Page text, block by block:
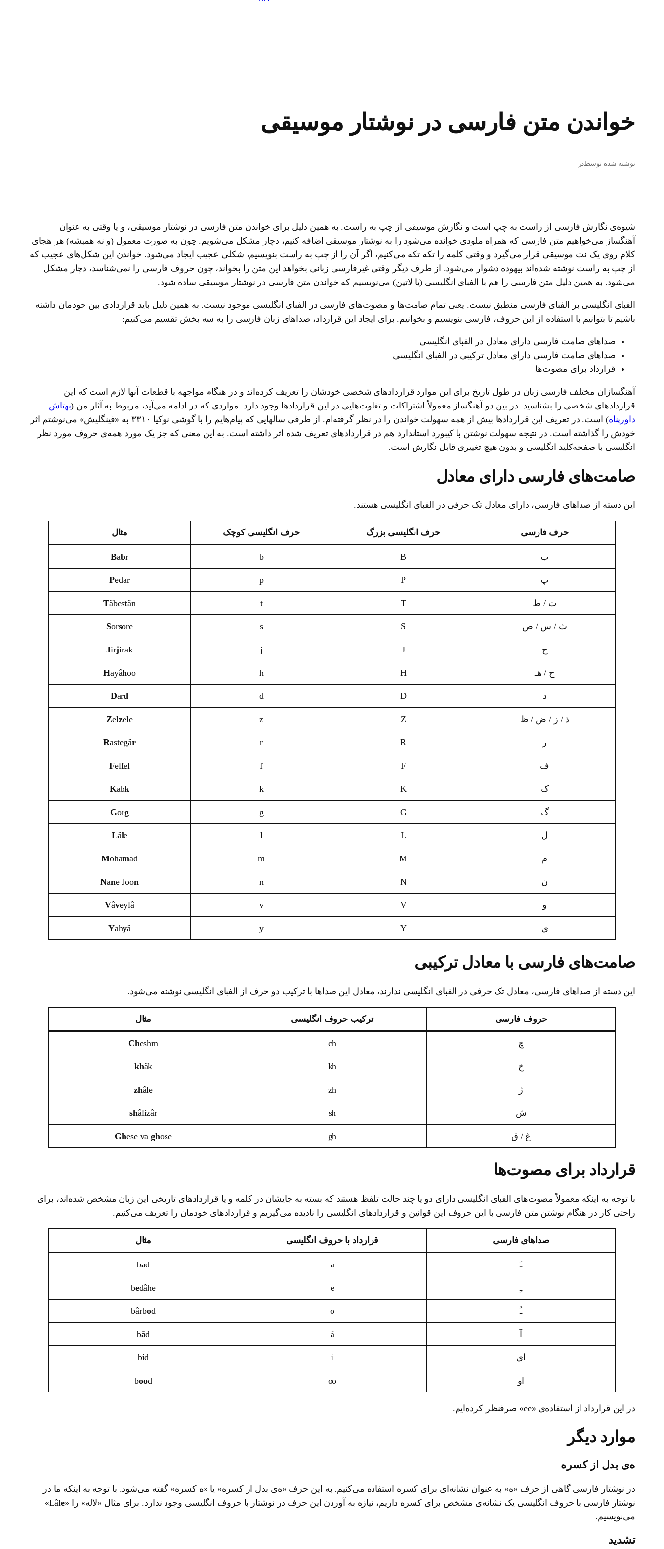
خواندن متن فارسی در نوشتار موسیقی
نوشته شده توسطدر
شیوه‌ی نگارش فارسی از راست به چپ است و نگارش موسیقی از چپ به راست. به همین دلیل برای خواندن متن فارسی در نوشتار موسیقی، و یا وقتی به عنوان
آهنگساز می‌خواهیم متن فارسی که همراه ملودی خوانده می‌شود را به نوشتار موسیقی اضافه کنیم، دچار مشکل می‌شویم. چون به صورت معمول (و نه همیشه) هر هجای
کلام روی یک نت موسیقی قرار می‌گیرد و وقتی کلمه را تکه تکه می‌کنیم، اگر آن را از چپ به راست بنویسیم، شکلی عجیب ایجاد می‌شود. خواندن این شکل‌های عجیب که
از چپ به راست نوشته شده‌اند بیهوده دشوار می‌شود. از طرف دیگر وقتی غیرفارسی زبانی بخواهد این متن را بخواند، چون حروف فارسی را نمی‌شناسد، دچار مشکل
می‌شود. به همین دلیل متن فارسی را هم با الفبای انگلیسی (یا لاتین) می‌نویسیم که خواندن متن فارسی در نوشتار موسیقی ساده شود.
الفبای انگلیسی بر الفبای فارسی منطبق نیست. یعنی تمام صامت‌ها و مصوت‌های فارسی در الفبای انگلیسی موجود نیست. به همین دلیل باید قراردادی بین خودمان داشته
باشیم تا بتوانیم با استفاده از این حروف، فارسی بنویسیم و بخوانیم. برای ایجاد این قرارداد، صداهای زبان فارسی را به سه بخش تقسیم می‌کنیم:
صداهای صامت فارسی دارای معادل در الفبای انگلیسی
صداهای صامت فارسی دارای معادل ترکیبی در الفبای انگلیسی
قرارداد برای مصوت‌ها
آهنگسازان مختلف فارسی زبان در طول تاریخ برای این موارد قراردادهای شخصی خودشان را تعریف کرده‌اند و در هنگام مواجهه با قطعات آنها لازم است که این
قراردادهای شخصی را بشناسید. در بین دو آهنگساز معمولاً اشتراکات و تفاوت‌هایی در این قراردادها وجود دارد. مواردی که در ادامه می‌آید، مربوط به آثار من (بهتاش
داورپناه
) است. در تعریف این قراردادها بیش از همه سهولت خواندن را در نظر گرفته‌ام. از طرفی سالهایی که پیام‌هایم را با گوشی نوکیا ۳۳۱۰ به «فینگلیش» می‌نوشتم اثر
خودش را گذاشته است. در نتیجه سهولت نوشتن با کیبورد استاندارد هم در قراردادهای تعریف شده اثر داشته است. به این معنی که جز یک مورد همه‌ی حروف مورد نظر
انگلیسی با صفحه‌کلید انگلیسی و بدون هیچ تغییری قابل نگارش است.
صامت‌های فارسی دارای معادل
این دسته از صداهای فارسی، دارای معادل تک حرفی در الفبای انگلیسی هستند.
حرف فارسی حرف انگلیسی بزرگ حرف انگلیسی کوچک مثال
ب B
b
Babr
پ P
p
Pedar
ت / ط T
t
Tâbestân
ث / س / ص S
s
Sorsore
ج J
j
Jirjirak
ح / هـ H
h
Hayâhoo
د D
d
Dard
ذ / ز / ض / ظ Z
z
Zelzele
ر R
r
Rastegâr
ف F
f
Felfel
ک K
k
Kabk
گ G
g
Gorg
ل L
l
Lâle
م M
m
Mohamad
ن N
n
Nane Joon
و V
v
Vâveylâ
ی Y
y
Yahyâ
صامت‌های فارسی با معادل ترکیبی
این دسته از صداهای فارسی، معادل تک حرفی در الفبای انگلیسی ندارند، معادل این صداها با ترکیب دو حرف از الفبای انگلیسی نوشته می‌شود.
حروف فارسی ترکیب حروف انگلیسی مثال
چ ch
Cheshm
خ kh
khâk
ژ zh
zhâle
ش sh
shâlizâr
غ / ق gh
Ghese vaghose
قرارداد برای مصوت‌ها
با توجه به اینکه معمولاً مصوت‌های الفبای انگلیسی دارای دو یا چند حالت تلفظ هستند که بسته به جایشان در کلمه و یا قراردادهای تاریخی این زبان مشخص شده‌اند، برای
راحتی کار در هنگام نوشتن متن فارسی با این حروف این قوانین و قراردادهای انگلیسی را نادیده می‌گیریم و قراردادهای خودمان را تعریف می‌کنیم.
صداهای فارسی قرارداد با حروف انگلیسی مثال
ـَ a
bad
ـِ e
bedâhe
ـُ o
bârbod
آ â
bâd
ای i
bid
او oo
bood
در این قرارداد از استفاده‌ی «ee» صرفنظر کرده‌ایم.
موارد دیگر
ه‌ی بدل از کسره
در نوشتار فارسی گاهی از حرف «ه» به عنوان نشانه‌ای برای کسره استفاده می‌کنیم. به این حرف «ه‌ی بدل از کسره» یا «ه کسره» گفته می‌شود. با توجه به اینکه ما در
نوشتار فارسی با حروف انگلیسی یک نشانه‌ی مشخص برای کسره داریم، نیازه به آوردن این حرف در نوشتار با حروف انگلیسی وجود ندارد. برای مثال «لاله» را «Lâle
»
می‌نویسیم.
تشدید